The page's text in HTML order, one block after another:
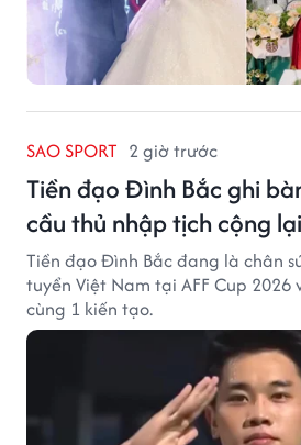
SAO SPORT 2 giờ trước
Tiền đạo Đình Bắc ghi
cầu thủ nhập tịch cộng lại
Tiền đạo Đình Bắc đang là chân
tuyển Việt Nam tại AFF Cup
cùng 1 kiến tạo.